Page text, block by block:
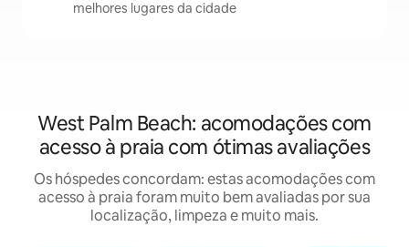
melhores lugares da cidade
West Palm Beach: acomodações com
acesso à praia com ótimas avaliações
Os hóspedes concordam: estas acomodações com
acesso à praia foram muito bem avaliadas por sua
localização, limpeza e muito mais.